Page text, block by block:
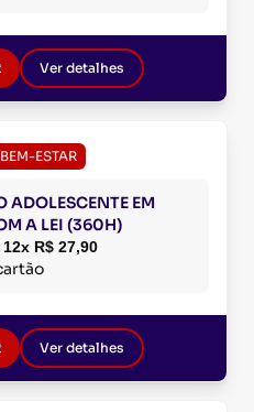
Ver detalhes
ESTAR
ADOLESCENTE EM
A LEI (360H)
12x R$ 27,90
Ver detalhes